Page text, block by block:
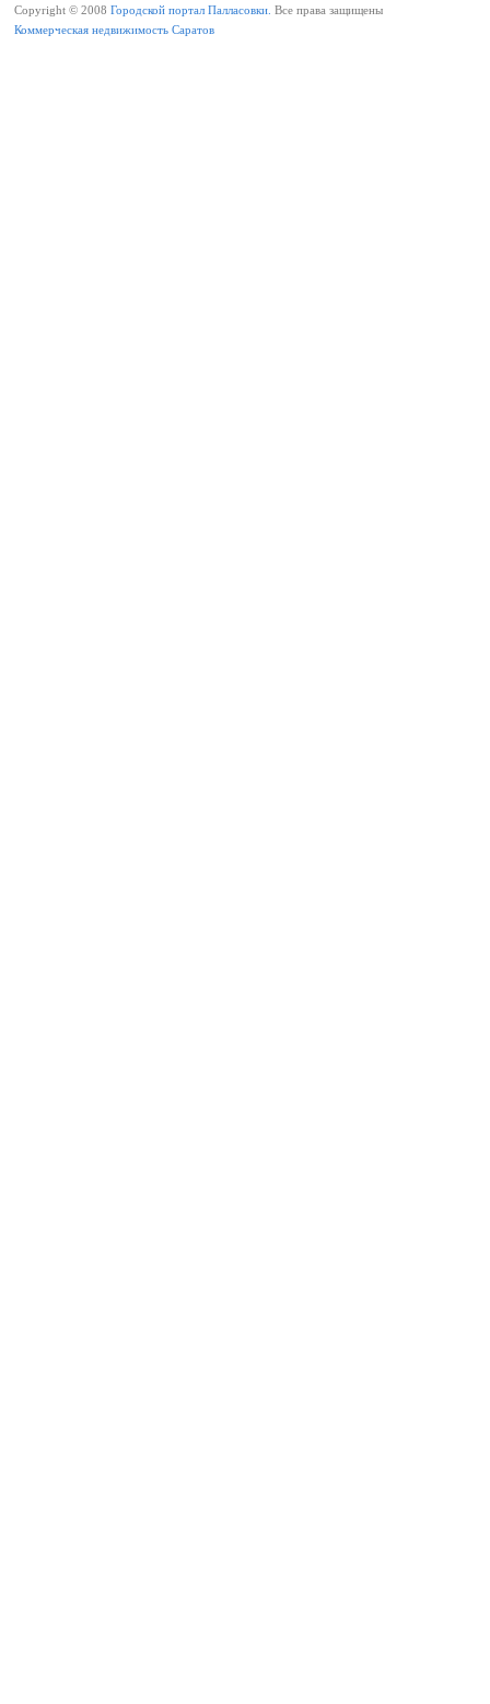
Copyright © 2008 Городской портал Палласовки. Все права защищены
Коммерческая недвижимость Саратов